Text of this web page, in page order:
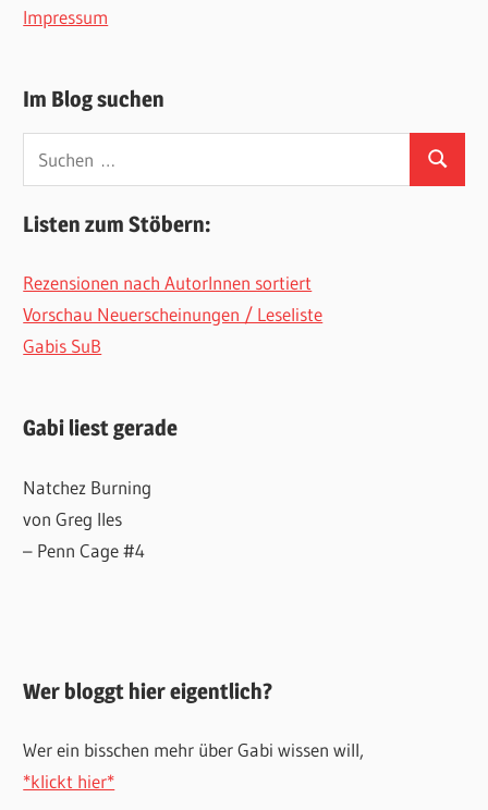
Impressum
Im Blog suchen
Suchen
Listen zum Stöbern:
Rezensionen nach AutorInnen sortiert
Vorschau Neuerscheinungen / Leseliste
Gabis SuB
Gabi liest gerade
Natchez Burning
von Greg Iles
– Penn Cage #4
Wer bloggt hier eigentlich?
Wer ein bisschen mehr über Gabi wissen will,
*klickt hier*